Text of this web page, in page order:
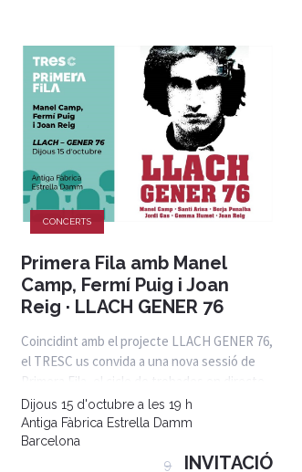
CONCERTS
Primera Fila amb Manel
Camp, Fermí Puig i Joan
Reig · LLACH GENER 76
Coincidint amb el projecte LLACH GENER 76,
el TRESC us convida a una nova sessió de
Primera Fila, el cicle de trobades en directe
Dijous 15 d'octubre a les 19 h
Antiga Fàbrica Estrella Damm
Barcelona
9
INVITACIÓ